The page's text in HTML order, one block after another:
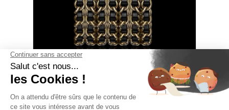
COORDINATION ÉDITORIALE :
JACQUES PONS